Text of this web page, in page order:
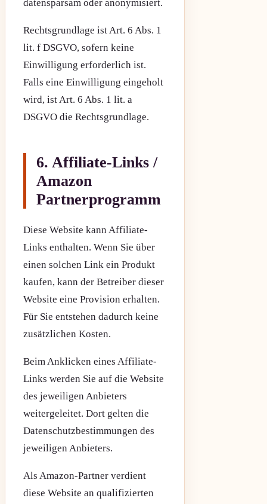
datensparsam oder anonymisiert.
Rechtsgrundlage ist Art. 6 Abs. 1
lit. f DSGVO, sofern keine
Einwilligung erforderlich ist.
Falls eine Einwilligung eingeholt
wird, ist Art. 6 Abs. 1 lit. a
DSGVO die Rechtsgrundlage.
6. Affiliate-Links /
Amazon
Partnerprogramm
Diese Website kann Affiliate-
Links enthalten. Wenn Sie über
einen solchen Link ein Produkt
kaufen, kann der Betreiber dieser
Website eine Provision erhalten.
Für Sie entstehen dadurch keine
zusätzlichen Kosten.
Beim Anklicken eines Affiliate-
Links werden Sie auf die Website
des jeweiligen Anbieters
weitergeleitet. Dort gelten die
Datenschutzbestimmungen des
jeweiligen Anbieters.
Als Amazon-Partner verdient
diese Website an qualifizierten